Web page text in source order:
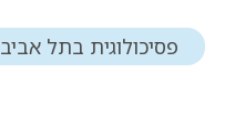
פסיכולוגית בתל אביב